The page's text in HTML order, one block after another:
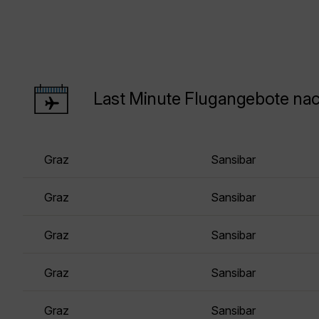
Last Minute Flugangebote
Graz Sansibar
Graz Sansibar
Graz Sansibar
Graz Sansibar
Graz Sansibar